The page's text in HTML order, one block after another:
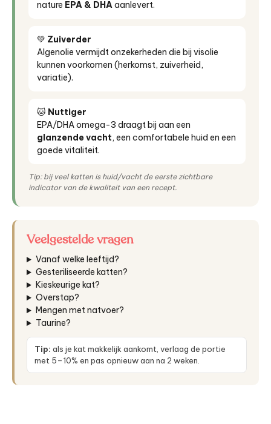
nature EPA & DHAaanlevert.
💚 Zuiverder
Algenolie vermijdt onzekerheden die bij visolie
kunnen voorkomen (herkomst, zuiverheid,
variatie).
🐱 Nuttiger
EPA/DHA omega-3 draagt bij aan een
glanzende vacht, een comfortabele huid en een
goede vitaliteit.
Tip: bij veel katten is huid/vacht de eerste zichtbare
indicator van de kwaliteit van een recept.
Veelgestelde vragen
Vanaf welke leeftijd?
Gesteriliseerde katten?
Kieskeurige kat?
Overstap?
Mengen met natvoer?
Taurine?
Tip: als je kat makkelijk aankomt, verlaag de portie
met 5–10% en pas opnieuw aan na 2 weken.